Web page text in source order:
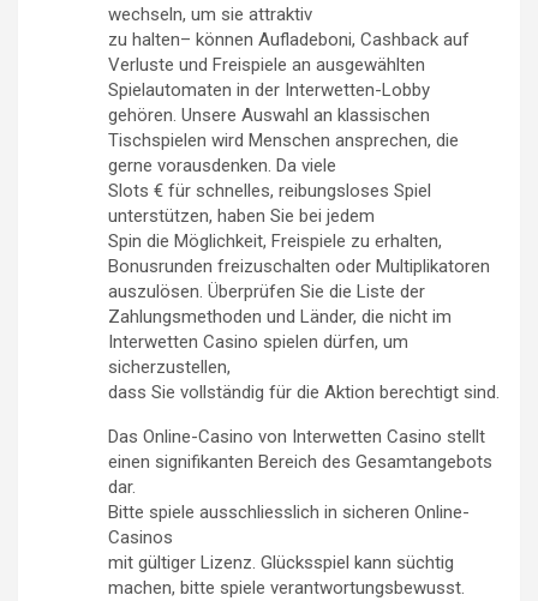
wechseln, um sie attraktiv
zu halten– können Aufladeboni, Cashback auf
Verluste und Freispiele an ausgewählten
Spielautomaten in der Interwetten-Lobby
gehören. Unsere Auswahl an klassischen
Tischspielen wird Menschen ansprechen, die
gerne vorausdenken. Da viele
Slots € für schnelles, reibungsloses Spiel
unterstützen, haben Sie bei jedem
Spin die Möglichkeit, Freispiele zu erhalten,
Bonusrunden freizuschalten oder Multiplikatoren
auszulösen. Überprüfen Sie die Liste der
Zahlungsmethoden und Länder, die nicht im
Interwetten Casino spielen dürfen, um
sicherzustellen,
dass Sie vollständig für die Aktion berechtigt sind.
Das Online-Casino von Interwetten Casino stellt
einen signifikanten Bereich des Gesamtangebots
dar.
Bitte spiele ausschliesslich in sicheren Online-
Casinos
mit gültiger Lizenz. Glücksspiel kann süchtig
machen, bitte spiele verantwortungsbewusst.